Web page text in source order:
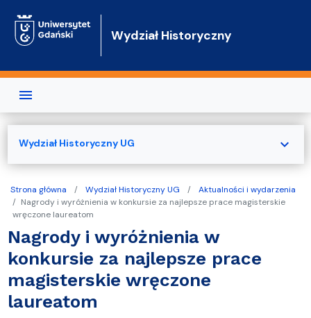
Wydział Historyczny
Strona główna Wydział Historyczny UG
Aktualności i wydarzenia
Nagrody i wyróżnienia w konkursie za najlepsze prace magisterskie
wręczone laureatom
Nagrody i wyróżnienia w
konkursie za najlepsze prace
magisterskie wręczone
laureatom
Wydział Historyczny UG expand_more